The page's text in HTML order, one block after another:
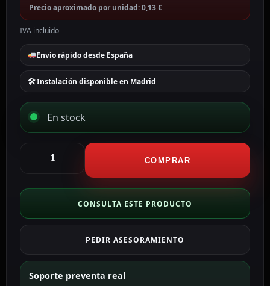
Precio aproximado por unidad: 0,13 €
IVA incluido
Envío rápido desde España
🛠 Instalación disponible en Madrid
En stock
Conectores
pasante
crimpar
CON300-
EZ
cantidad
COMPRAR
CONSULTA ESTE PRODUCTO
PEDIR ASESORAMIENTO
Soporte preventa real